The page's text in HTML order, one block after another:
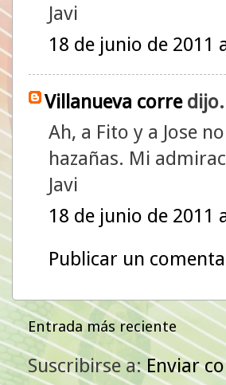
Javi
18 de junio de 2011
Villanueva corre
Ah, a Fito y a Jose
hazañas. Mi
Javi
18 de junio de 2011
Publicar un
Entrada más reciente
Suscribirse a:Enviar